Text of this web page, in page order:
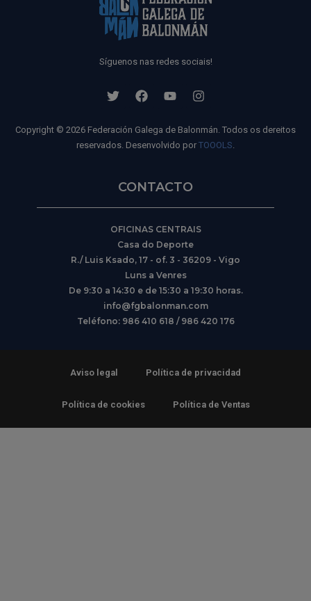
Síguenos nas redes sociais!
Copyright © 2026 Federación Galega de Balonmán. Todos os dereitos
reservados. Desenvolvido por TOOOLS.
CONTACTO
OFICINAS CENTRAIS
Casa do Deporte
R./ Luis Ksado, 17 - of. 3 - 36209 - Vigo
Luns a Venres
De 9:30 a 14:30 e de 15:30 a 19:30 horas.
info@fgbalonman.com
Teléfono: 986 410 618 / 986 420 176
Aviso legal Política de privacidad
Política de cookies Política de Ventas